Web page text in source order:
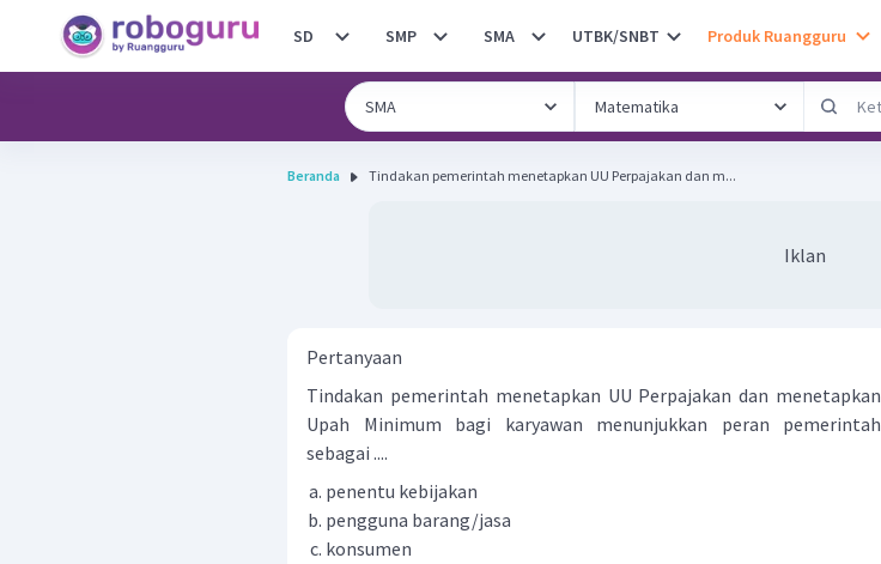
SD SMP SMA UTBK/SNBT Produk Ruangguru
Beranda Tindakan pemerintah menetapkan UU Perpajakan dan m...
Iklan
Pertanyaan
Tindakan pemerintah menetapkan UU Perpajakan dan menetapkan
Upah Minimum bagi karyawan menunjukkan peran pemerintah
sebagai ....
penentu kebijakan
pengguna barang/jasa
konsumen